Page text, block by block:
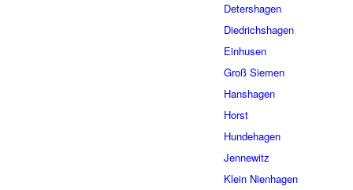
Detershagen
Diedrichshagen
Einhusen
Groß Siemen
Hanshagen
Horst
Hundehagen
Jennewitz
Klein Nienhagen